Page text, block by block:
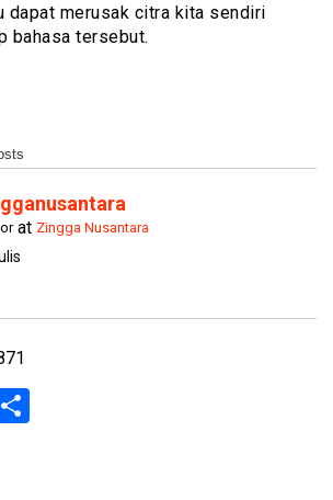
dapat merusak citra kita sendiri
bahasa tersebut.
at Zingga Nusantara